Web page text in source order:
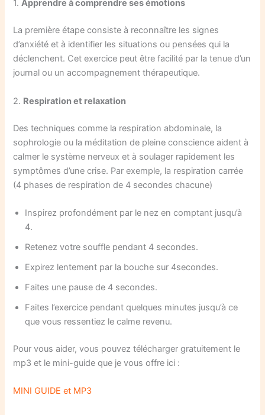
1.Apprendre à comprendre ses émotions
La première étape consiste à reconnaître les signes
d’anxiété et à identifier les situations ou pensées qui la
déclenchent. Cet exercice peut être facilité par la tenue d’un
journal ou un accompagnement thérapeutique.
2. Respiration et relaxation
Des techniques comme la respiration abdominale, la
sophrologie ou la méditation de pleine conscience aident à
calmer le système nerveux et à soulager rapidement les
symptômes d’une crise. Par exemple, la respiration carrée
(4 phases de respiration de 4 secondes chacune)
Inspirez profondément par le nez en comptant jusqu’à
4.
Retenez votre souffle pendant 4 secondes.
Expirez lentement par la bouche sur 4secondes.
Faites une pause de 4 secondes.
Faites l’exercice pendant quelques minutes jusqu’à ce
que vous ressentiez le calme revenu.
Pour vous aider, vous pouvez télécharger gratuitement le
mp3 et le mini-guide que je vous offre ici :
MINI GUIDE et MP3